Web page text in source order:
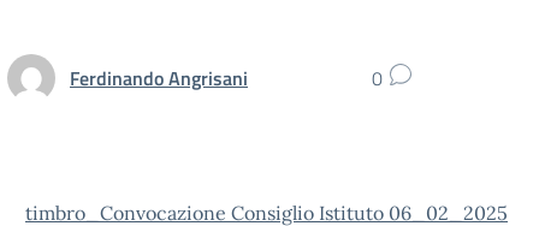
Ferdinando Angrisani 0
timbro_Convocazione Consiglio Istituto 06_02_2025